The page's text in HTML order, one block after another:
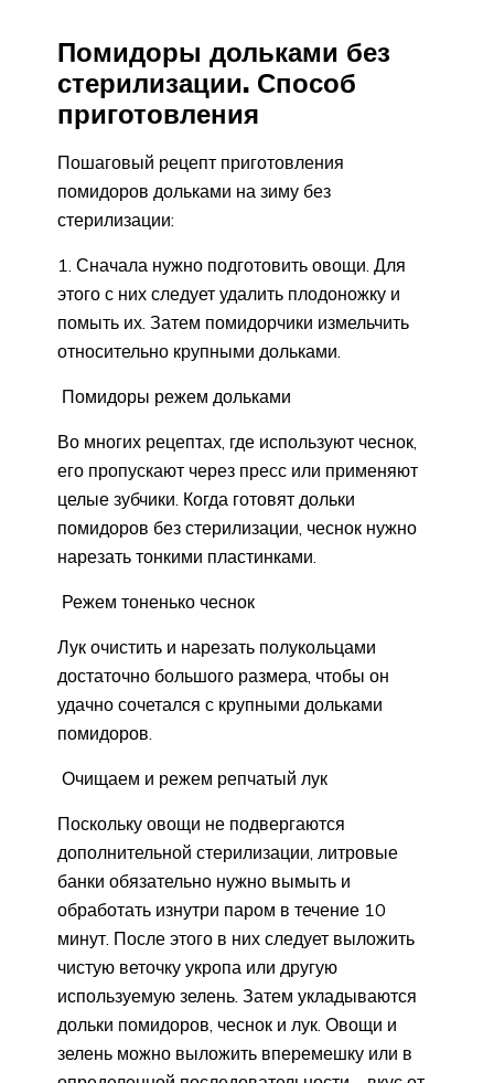
Помидоры дольками без
стерилизации. Способ
приготовления
Пошаговый рецепт приготовления
помидоров дольками на зиму без
стерилизации:
Сначала нужно подготовить овощи. Для
этого с них следует удалить плодоножку и
помыть их. Затем помидорчики измельчить
относительно крупными дольками.
Помидоры режем дольками
Во многих рецептах, где используют чеснок,
его пропускают через пресс или применяют
целые зубчики. Когда готовят дольки
помидоров без стерилизации, чеснок нужно
нарезать тонкими пластинками.
Режем тоненько чеснок
Лук очистить и нарезать полукольцами
достаточно большого размера, чтобы он
удачно сочетался с крупными дольками
помидоров.
Очищаем и режем репчатый лук
Поскольку овощи не подвергаются
дополнительной стерилизации, литровые
банки обязательно нужно вымыть и
обработать изнутри паром в течение 10
минут. После этого в них следует выложить
чистую веточку укропа или другую
используемую зелень. Затем укладываются
дольки помидоров, чеснок и лук. Овощи и
зелень можно выложить вперемешку или в